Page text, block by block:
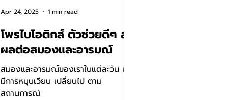
โพรไบโอติกส์ ตัวช่วยดีๆ ส่ง
ผลต่อสมองและอารมณ์
สมองและอารมณ์ของเราในแต่ละวัน มัก
มีการหมุนเวียน เปลี่ยนไป ตาม
สถานการณ์
Apr 24, 2025 1 min read